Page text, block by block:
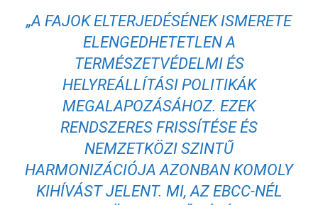
„A FAJOK ELTERJEDÉSÉNEK ISMERETE
ELENGEDHETETLEN A
TERMÉSZETVÉDELMI ÉS
HELYREÁLLÍTÁSI POLITIKÁK
MEGALAPOZÁSÁHOZ. EZEK
RENDSZERES FRISSÍTÉSE ÉS
NEMZETKÖZI SZINTŰ
HARMONIZÁCIÓJA AZONBAN KOMOLY
KIHÍVÁST JELENT. MI, AZ EBCC-NÉL